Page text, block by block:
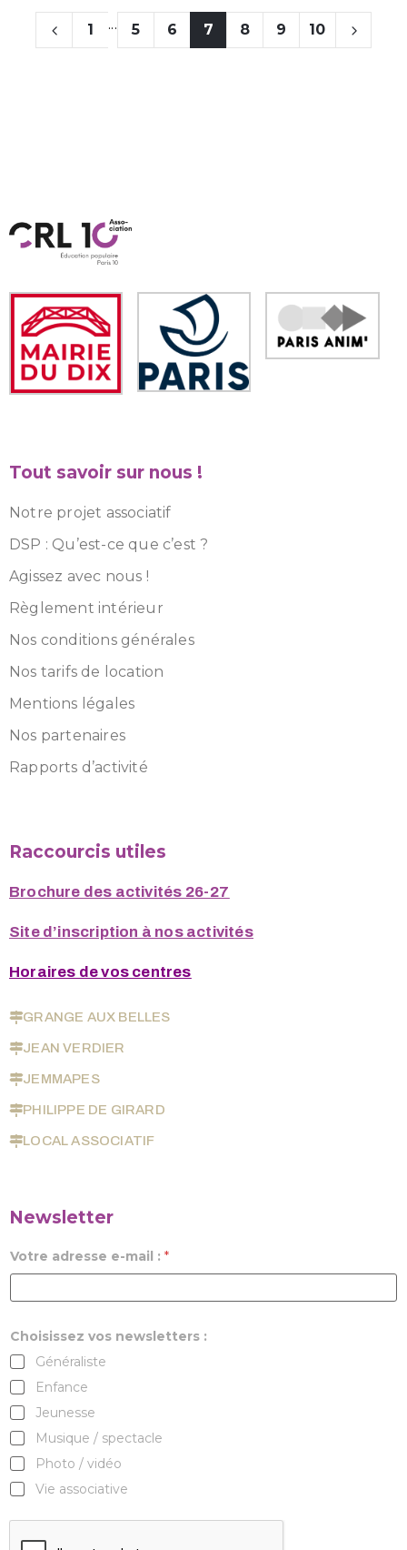
1 ... 5 6 7 8 9 10
Tout savoir sur nous !
Notre projet associatif
DSP : Qu’est-ce que c’est ?
Agissez avec nous !
Règlement intérieur
Nos conditions générales
Nos tarifs de location
Mentions légales
Nos partenaires
Rapports d’activité
Raccourcis utiles
Brochure des activités 26-27
Site d’inscription à nos activités
Horaires de vos centres
GRANGE AUX BELLES
JEAN VERDIER
JEMMAPES
PHILIPPE DE GIRARD
LOCAL ASSOCIATIF
Newsletter
Votre adresse e-mail : *
Choisissez vos newsletters :
Généraliste
Enfance
Jeunesse
Musique / spectacle
Photo / vidéo
Vie associative